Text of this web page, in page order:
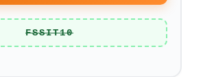
FSSIT10